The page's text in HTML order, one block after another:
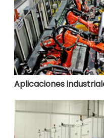
Aplicaciones